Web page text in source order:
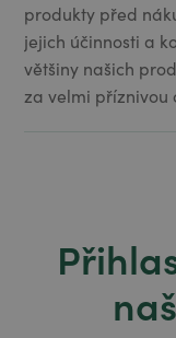
produkty před
jejich účinnosti a
většiny našich
za velmi příznivou